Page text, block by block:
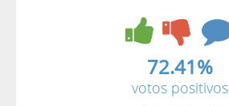
72.41%
votos positivos